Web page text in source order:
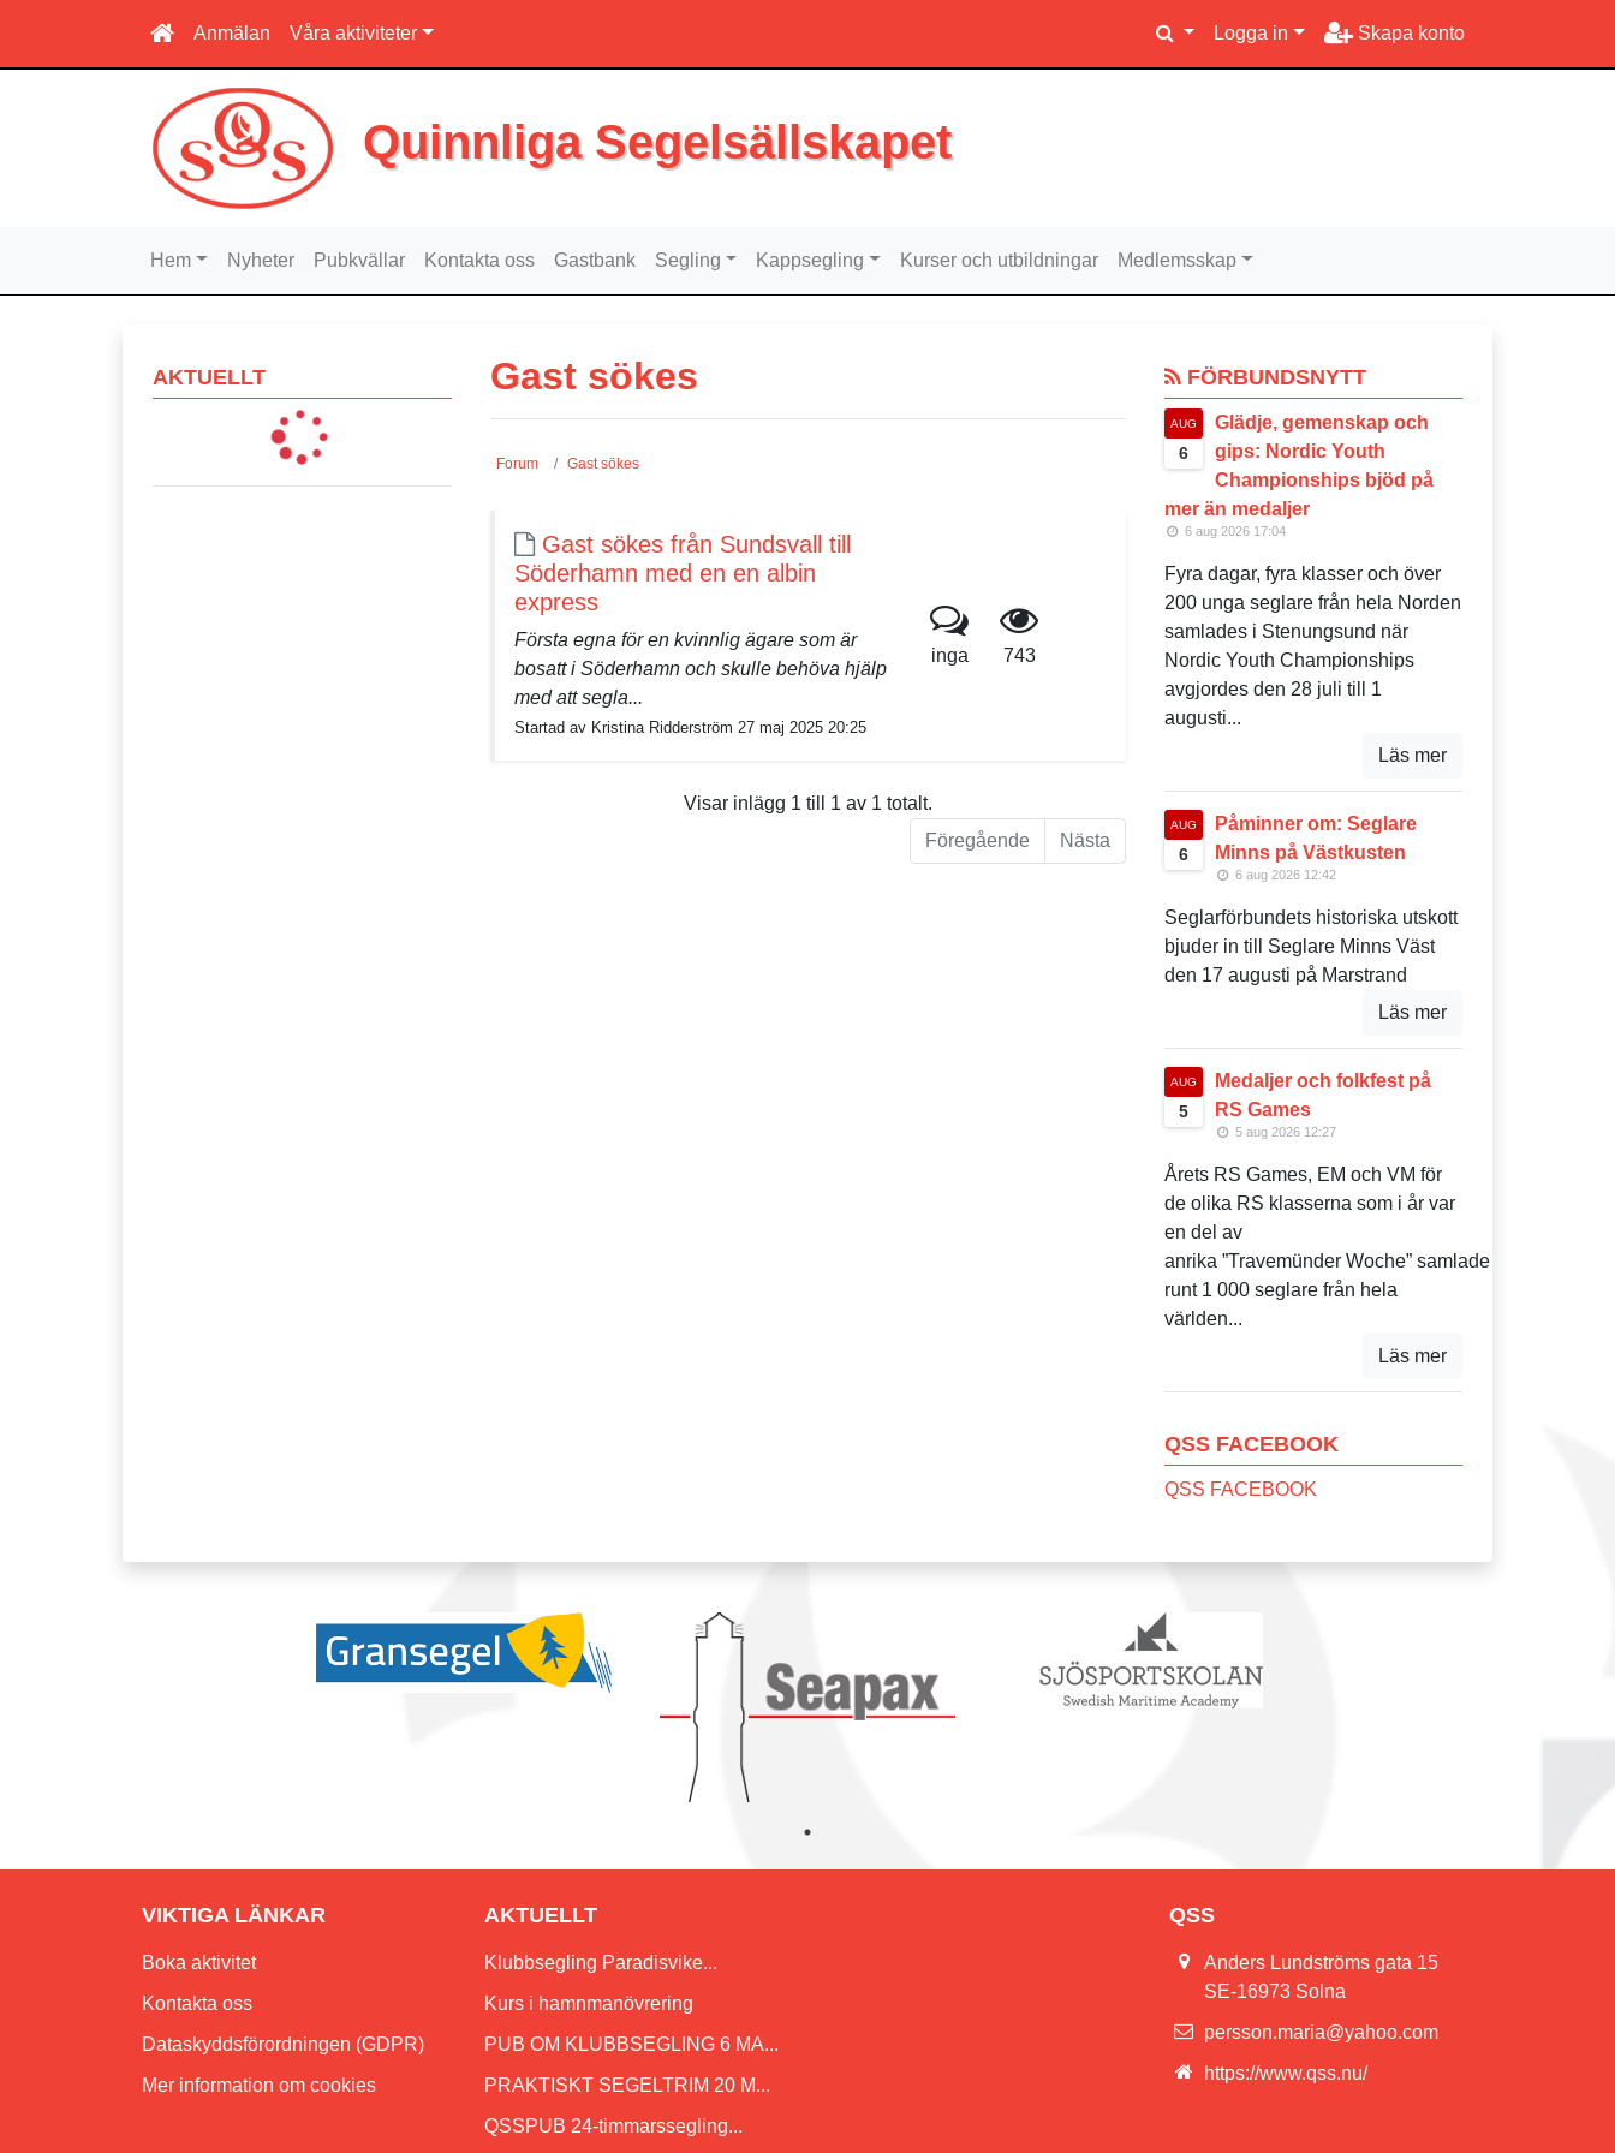
Anmälan Våra aktiviteter Logga in Skapa konto
Quinnliga Segelsällskapet
Hem Nyheter Pubkvällar Kontakta oss Gastbank Segling Kappsegling Kurser och utbildningar Medlemsskap
AKTUELLT Gast sökes
Forum Gast sökes
Gast sökes från Sundsvall till
Söderhamn med en en albin
express
Första egna för en kvinnlig ägare som är
bosatt i Söderhamn och skulle behöva hjälp
med att segla...
Startad av Kristina Ridderström 27 maj 2025 20:25
inga 743
Visar inlägg 1 till 1 av 1 totalt.
Föregående
Nästa
FÖRBUNDSNYTT
AUG
6
Glädje, gemenskap och
gips: Nordic Youth
Championships bjöd på
mer än medaljer
6 aug 2026 17:04
Fyra dagar, fyra klasser och över
200 unga seglare från hela Norden
samlades i Stenungsund när
Nordic Youth Championships
avgjordes den 28 juli till 1
augusti...
Läs mer
AUG
6
Påminner om: Seglare
Minns på Västkusten
6 aug 2026 12:42
Seglarförbundets historiska utskott
bjuder in till Seglare Minns Väst
den 17 augusti på Marstrand
Läs mer
AUG
5
Medaljer och folkfest på
RS Games
5 aug 2026 12:27
Årets RS Games, EM och VM för
de olika RS klasserna som i år var
en del av
anrika ”Travemünder Woche” samlade
runt 1 000 seglare från hela
världen...
Läs mer
QSS FACEBOOK
QSS FACEBOOK
VIKTIGA LÄNKAR
Boka aktivitet
Kontakta oss
Dataskyddsförordningen (GDPR)
Mer information om cookies
AKTUELLT
Klubbsegling Paradisvike...
Kurs i hamnmanövrering
PUB OM KLUBBSEGLING 6 MA...
PRAKTISKT SEGELTRIM 20 M...
QSSPUB 24-timmarssegling...
QSS
Anders Lundströms gata 15
SE-16973 Solna
persson.maria@yahoo.com
https://www.qss.nu/